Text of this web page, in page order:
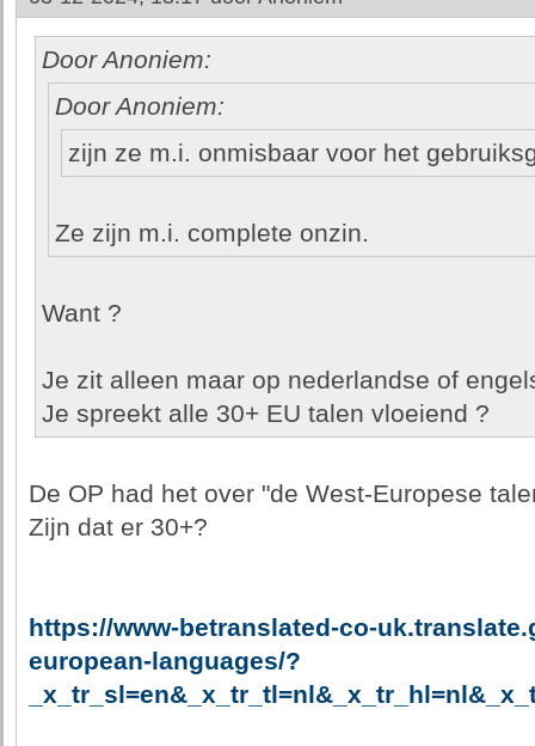
Door Anoniem:
Door Anoniem:
zijn ze m.i. onmisbaar voor het
Ze zijn m.i. complete onzin.
Want ?
Je zit alleen maar op nederlandse of
Je spreekt alle 30+ EU talen vloeiend ?
De OP had het over "de West-Europese
Zijn dat er 30+?
https://www-betranslated-co-
european-languages/?